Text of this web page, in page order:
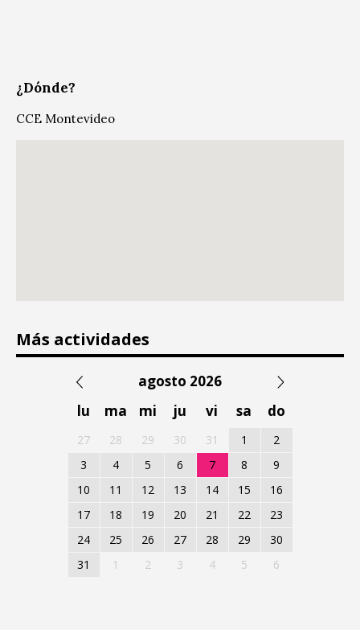
¿Dónde?
CCE Montevideo
Más actividades
agosto 2026
lu
ma mi ju vi sa do
27 28 29 30 31 1
2
3
4 5 6 7 8
9
10
11 12 13 14 15
16
17
18 19 20 21 22
23
24
25 26 27 28 29
30
31
1 2 3 4 5 6